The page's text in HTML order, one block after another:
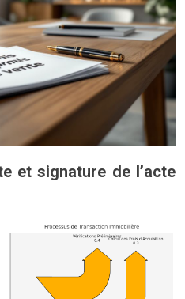
et signature de l’acte